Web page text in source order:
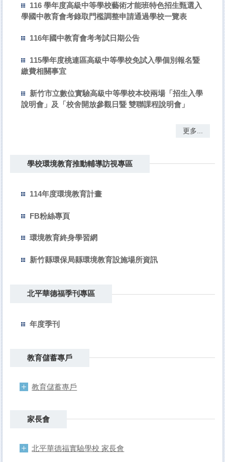
116 學年度高級中等學校藝術才能班特色招生甄選入
學國中教育會考錄取門檻調整申請通過學校一覽表
116年國中教育會考考試日期公告
115學年度桃連區高級中等學校免試入學個別報名暨
繳費相關事宜
新竹市立數位實驗高級中等學校本校兩場「招生入學
說明會」及「校舍開放參觀日暨 雙聯課程說明會」
更多...
學校環境教育推動輔導訪視專區
114年度環境教育計畫
FB粉絲專頁
環境教育終身學習網
新竹縣環保局縣環境教育設施場所資訊
北平華德福季刊專區
年度季刊
教育儲蓄專戶
教育儲蓄專戶
家長會
北平華德福實驗學校 家長會